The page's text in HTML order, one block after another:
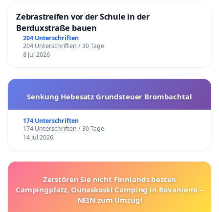
Zebrastreifen vor der Schule in der
Berduxstraße bauen
204 Unterschriften
204 Unterschriften / 30 Tage
8 Jul 2026
Senkung Hebesatz Grundsteuer Brombachtal
174 Unterschriften
174 Unterschriften / 30 Tage
14 Jul 2026
Zerstören Sie nicht Finnlands besten
Campingplatz, Ounaskoski Camping in Rovaniemi –
NEIN zum Umzug!